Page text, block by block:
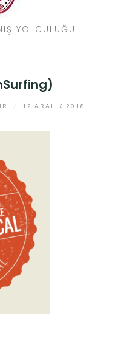
YOLCULUĞU
12 ARALIK 2018